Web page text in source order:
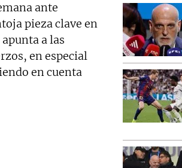
ante
pieza clave en
a las
en especial
en cuenta